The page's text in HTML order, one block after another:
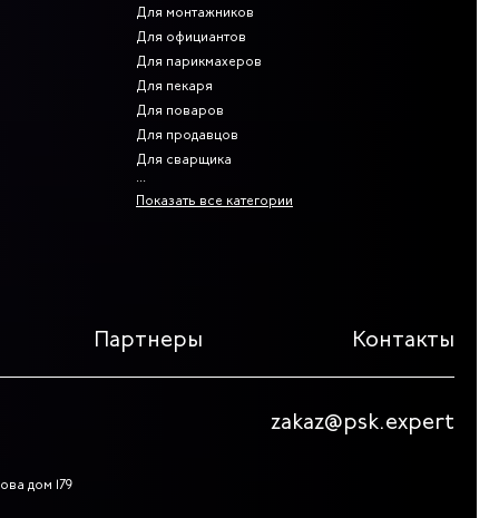
Для монтажников
Для официантов
Для парикмахеров
Для пекаря
Для поваров
Для продавцов
Для сварщика
Показать все категории
Партнеры Контакты
zakaz@psk.expert
дом 179